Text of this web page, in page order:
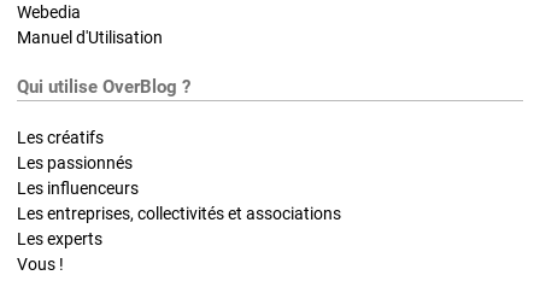
Webedia
Manuel d'Utilisation
Qui utilise OverBlog ?
Les créatifs
Les passionnés
Les influenceurs
Les entreprises, collectivités et associations
Les experts
Vous !